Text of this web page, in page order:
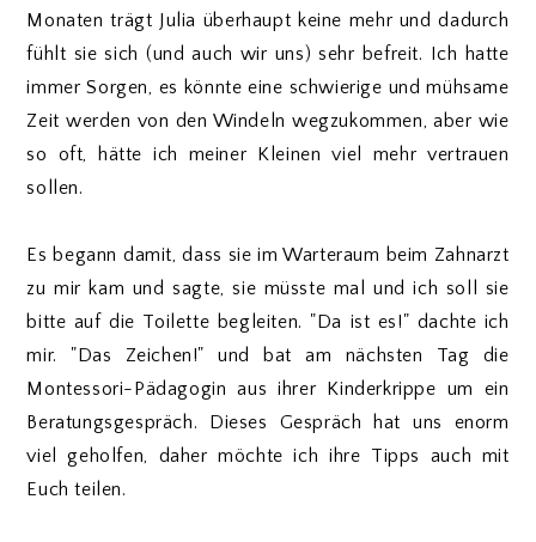
Monaten trägt Julia überhaupt keine mehr und dadurch
fühlt sie sich (und auch wir uns) sehr befreit. Ich hatte
immer Sorgen, es könnte eine schwierige und mühsame
Zeit werden von den Windeln wegzukommen, aber wie
so oft, hätte ich meiner Kleinen viel mehr vertrauen
sollen.
Es begann damit, dass sie im Warteraum beim Zahnarzt
zu mir kam und sagte, sie müsste mal und ich soll sie
bitte auf die Toilette begleiten. "Da ist es!" dachte ich
mir. "Das Zeichen!" und bat am nächsten Tag die
Montessori-Pädagogin aus ihrer Kinderkrippe um ein
Beratungsgespräch. Dieses Gespräch hat uns enorm
viel geholfen, daher möchte ich ihre Tipps auch mit
Euch teilen.